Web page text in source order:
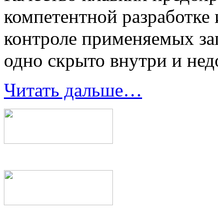
компетентной
контроле применяемых
одно скрыто внутри и
Читать дальше…